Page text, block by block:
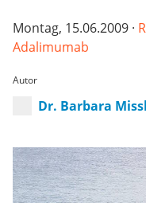
Montag, 15.06.2009 ·
Adalimumab
Autor
Dr. Barbara